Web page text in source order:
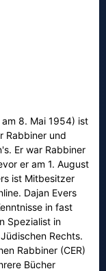
am 8. Mai 1954) ist
Rabbiner und
Er war Rabbiner
er am 1. August
ist Mitbesitzer
Dajan Evers
in fast
Spezialist in
Rechts.
Rabbiner (CER)
Bücher